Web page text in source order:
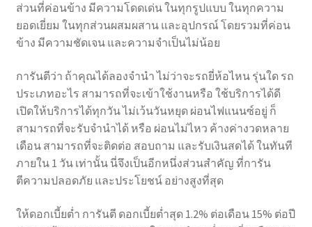
ส่วนที่ค่อนข้าง มีความโดดเด่น ในทุกรูปแบบ ในทุกความ
ยอดเยี่ยม ในทุกส่วนผสมผสาน และอุปกรณ์ โดยรวมที่ค่อน
ข้าง มีความชัดเจน และความจำเป็นไม่น้อย
การันตีว่า ถ้าคุณได้ลองจำนำ ไม่ว่าจะรถยี่ห้อไหน รุ่นใด รถ
ประเภทอะไร สามารถที่จะเข้าใช้งานหรือ ใช้บริการได้ดี
เปิดให้บริการได้ทุกวัน ไม่เว้นวันหยุด ผ่อนไฟแนนซ์อยู่ ก็
สามารถที่จะรับจำนำได้ หรือ ผ่อนไม่ไหว ค้างค่างวดหลาย
เดือน สามารถที่จะติดต่อ สอบถาม และรับเงินสดได้ ในทันที
ภายใน 1 วัน เท่านั้น นี่จึงเป็นอีกหนึ่งส่วนสำคัญ ที่การัน
ตีความปลอดภัย และประโยชน์ อย่างสูงที่สุด
ให้ดอกเบี้ยต่ำ การันตี ดอกเบี้ยต่ำสุด 1.2% ต่อเดือน 15% ต่อปี